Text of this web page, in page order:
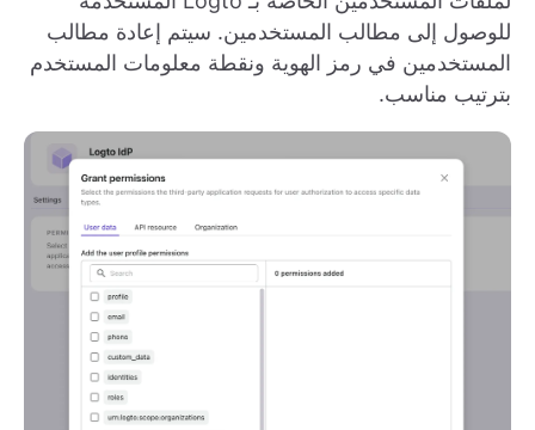
للوصول إلى مطالب المستخدمين. سيتم إعادة مطالب
المستخدمين في رمز الهوية ونقطة معلومات المستخدم
بترتيب مناسب.